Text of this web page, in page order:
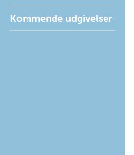
Kommende udgivelser